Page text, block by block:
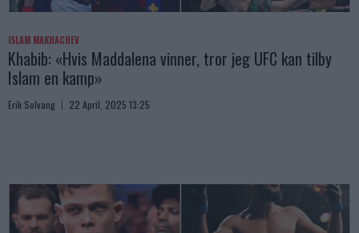
ISLAM MAKHACHEV
Khabib: «Hvis Maddalena vinner, tror jeg UFC kan tilby
Islam en kamp»
Erik Solvang 22 April, 2025 13:25